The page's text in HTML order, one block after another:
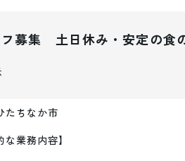
募集 土日休み・安定の食
たちなか市
な業務内容】